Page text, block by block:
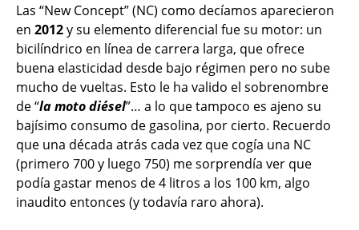
Las “New Concept” (NC) como decíamos aparecieron
en 2012y su elemento diferencial fue su motor: un
bicilíndrico en línea de carrera larga, que ofrece
buena elasticidad desde bajo régimen pero no sube
mucho de vueltas. Esto le ha valido el sobrenombre
de “la moto diésel”… a lo que tampoco es ajeno su
bajísimo consumo de gasolina, por cierto. Recuerdo
que una década atrás cada vez que cogía una NC
(primero 700 y luego 750) me sorprendía ver que
podía gastar menos de 4 litros a los 100 km, algo
inaudito entonces (y todavía raro ahora).